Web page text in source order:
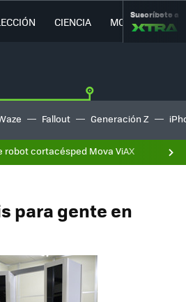
CIENCIA MOVILIDAD
Suscríbete a
Fallout Generación Z
robot cortacésped Mova ViAX
para gente en